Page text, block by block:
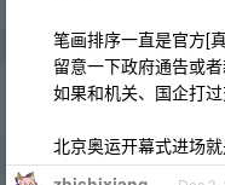
笔画排序一直是官方[
留意一下政府通告或
如果和机关、国企打
北京奥运开幕式进场